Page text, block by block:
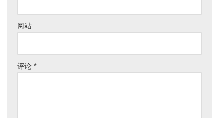
网站
评论 *